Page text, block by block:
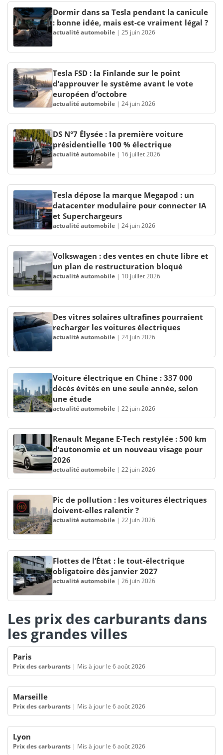
Dormir dans sa Tesla pendant la canicule
: bonne idée, mais est-ce vraiment légal ?
actualité automobile | 25 juin 2026
Tesla FSD : la Finlande sur le point
d’approuver le système avant le vote
européen d’octobre
actualité automobile | 24 juin 2026
DS N°7 Élysée : la première voiture
présidentielle 100 % électrique
actualité automobile | 16 juillet 2026
Tesla dépose la marque Megapod : un
datacenter modulaire pour connecter IA
et Superchargeurs
actualité automobile | 24 juin 2026
Volkswagen : des ventes en chute libre et
un plan de restructuration bloqué
actualité automobile | 10 juillet 2026
Des vitres solaires ultrafines pourraient
recharger les voitures électriques
actualité automobile | 24 juin 2026
Voiture électrique en Chine : 337 000
décès évités en une seule année, selon
une étude
actualité automobile | 22 juin 2026
Renault Megane E-Tech restylée : 500 km
d’autonomie et un nouveau visage pour
2026
actualité automobile | 22 juin 2026
Pic de pollution : les voitures électriques
doivent-elles ralentir ?
actualité automobile | 22 juin 2026
Flottes de l’État : le tout-électrique
obligatoire dès janvier 2027
actualité automobile | 26 juin 2026
Les prix des carburants dans
les grandes villes
Paris
Prix des carburants | Mis à jour le 6 août 2026
Marseille
Prix des carburants | Mis à jour le 6 août 2026
Lyon
Prix des carburants | Mis à jour le 6 août 2026